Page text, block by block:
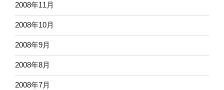
2008年11月
2008年10月
2008年9月
2008年8月
2008年7月